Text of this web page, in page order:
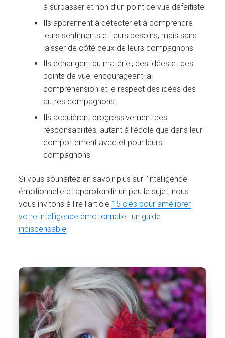
à surpasser et non d’un point de vue défaitiste
Ils apprennent à détecter et à comprendre
leurs sentiments et leurs besoins, mais sans
laisser de côté ceux de leurs compagnons
Ils échangent du matériel, des idées et des
points de vue, encourageant la
compréhension et le respect des idées des
autres compagnons
Ils acquièrent progressivement des
responsabilités, autant à l’école que dans leur
comportement avec et pour leurs
compagnons
Si vous souhaitez en savoir plus sur l’intelligence
émotionnelle et approfondir un peu le sujet, nous
vous invitons à lire l’article 15 clés pour améliorer
votre intelligence émotionnelle : un guide
indispensable